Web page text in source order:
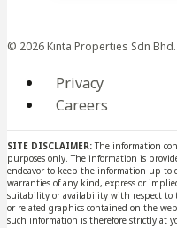
© 2026 Kinta Properties Sdn
Privacy
Careers
SITE DISCLAIMER:The information
purposes only. The information is
endeavor to keep the information up to
warranties of any kind, express or
suitability or availability with respect to
or related graphics contained on the
such information is therefore strictly at